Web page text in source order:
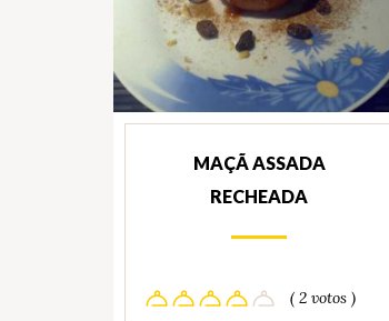
MAÇÃ ASSADA
RECHEADA
( 2 votos )